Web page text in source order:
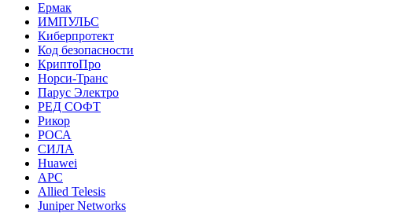
Ермак
ИМПУЛЬС
Киберпротект
Код безопасности
КриптоПро
Норси-Транс
Парус Электро
РЕД СОФТ
Рикор
РОСА
СИЛА
Huawei
APC
Allied Telesis
Juniper Networks